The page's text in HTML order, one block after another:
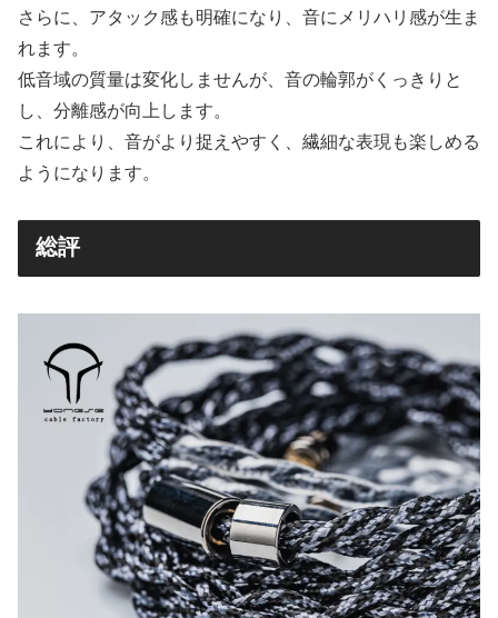
さらに、アタック感も明確になり、音にメリハリ感が生ま
れます。
低音域の質量は変化しませんが、音の輪郭がくっきりと
し、分離感が向上します。
これにより、音がより捉えやすく、繊細な表現も楽しめる
ようになります。
総評